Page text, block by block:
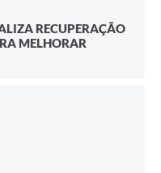
RECUPERAÇÃO
MELHORAR